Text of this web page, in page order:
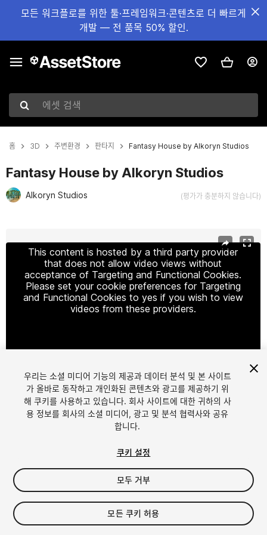
모든 워크플로를 위한 툴·프레임워크·콘텐츠로 더 빠르게
개발 — 전 품목 50% 할인.
에셋 검색
홈 3D 주변환경 판타지 Fantasy House by Alkoryn Studios
Fantasy House by Alkoryn Studios
Alkoryn Studios (평가가 충분하지 않습니다)
This content is hosted by a third party provider
that does not allow video views without
acceptance of Targeting and Functional Cookies.
Please set your cookie preferences for Targeting
and Functional Cookies to yes if you wish to view
videos from these providers.
1/2
$15
세금/부가세는 결제 시 반영됩니다.
우리는 소셜 미디어 기능의 제공과 데이터 분석 및 본 사이트
가 올바로 동작하고 개인화된 콘텐츠와 광고를 제공하기 위
해 쿠키를 사용하고 있습니다. 회사 사이트에 대한 귀하의 사
용 정보를 회사의 소셜 미디어, 광고 및 분석 협력사와 공유
합니다.
쿠키 설정
모두 거부
모든 쿠키 허용